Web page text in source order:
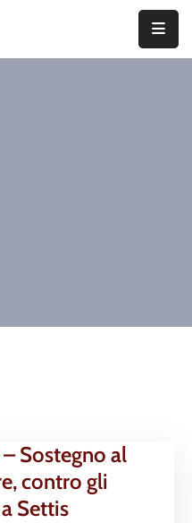
Sostegno al
contro gli
Settis